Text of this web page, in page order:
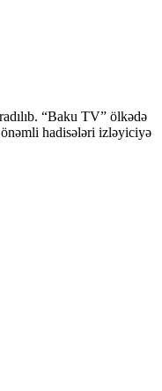
“Baku TV” ölkədə
hadisələri izləyiciyə